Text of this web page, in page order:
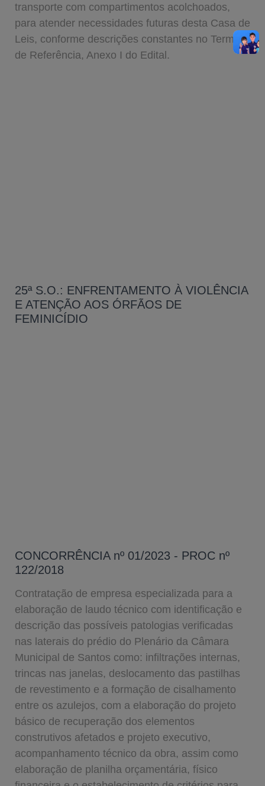
transporte com compartimentos acolchoados,
para atender necessidades futuras desta Casa de
Leis, conforme descrições constantes no Termo
de Referência, Anexo I do Edital.
25ª S.O.: ENFRENTAMENTO À VIOLÊNCIA
E ATENÇÃO AOS ÓRFÃOS DE
FEMINICÍDIO
CONCORRÊNCIA nº 01/2023 - PROC nº
122/2018
Contratação de empresa especializada para a
elaboração de laudo técnico com identificação e
descrição das possíveis patologias verificadas
nas laterais do prédio do Plenário da Câmara
Municipal de Santos como: infiltrações internas,
trincas nas janelas, deslocamento das pastilhas
de revestimento e a formação de cisalhamento
entre os azulejos, com a elaboração do projeto
básico de recuperação dos elementos
construtivos afetados e projeto executivo,
acompanhamento técnico da obra, assim como
elaboração de planilha orçamentária, físico